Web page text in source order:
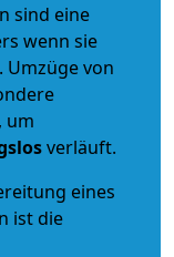
sind eine
wenn sie
von
, um
verläuft.
eines
ist die